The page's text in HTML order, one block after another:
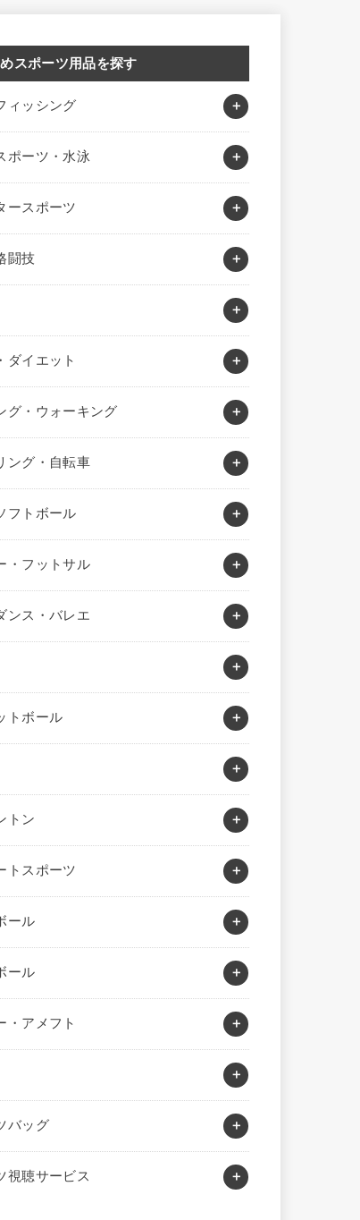
スポーツ用品を探す
ィッシング
ポーツ・水泳
ースポーツ
闘技
ダイエット
グ・ウォーキング
ング・自転車
フトボール
・フットサル
ンス・バレエ
トボール
トン
トスポーツ
ール
ール
・アメフト
バッグ
視聴サービス